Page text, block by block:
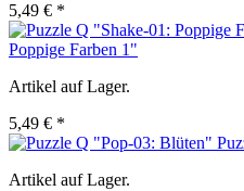
5,49 € *
Poppige Farben 1"
Artikel auf Lager.
5,49 € *
Artikel auf Lager.